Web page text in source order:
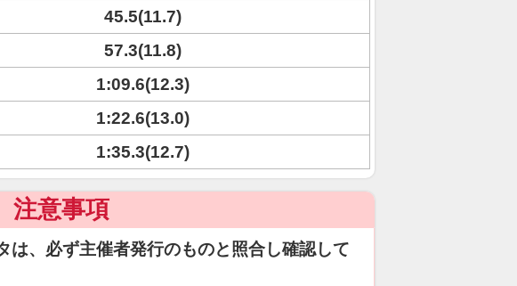
45.5(11.7)
57.3(11.8)
1:09.6(12.3)
1:22.6(13.0)
1:35.3(12.7)
注意事項
は、必ず主催者発行のものと照合し確認して